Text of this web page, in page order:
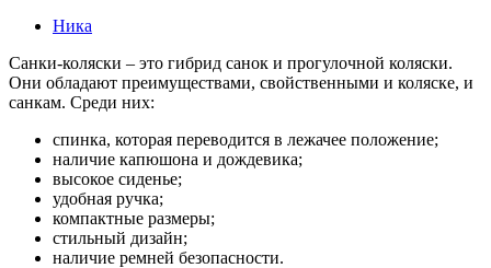
Ника
Санки-коляски – это гибрид санок и прогулочной коляски.
Они обладают преимуществами, свойственными и коляске, и
санкам. Среди них:
спинка, которая переводится в лежачее положение;
наличие капюшона и дождевика;
высокое сиденье;
удобная ручка;
компактные размеры;
стильный дизайн;
наличие ремней безопасности.